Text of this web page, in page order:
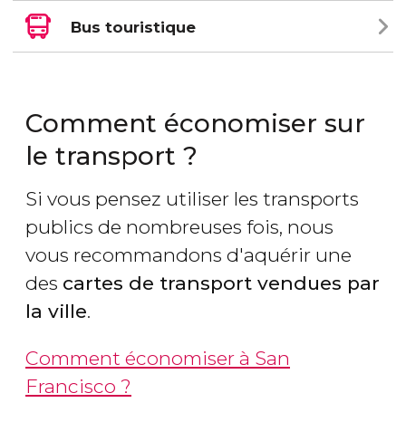
Bus touristique
Comment économiser sur
le transport ?
Si vous pensez utiliser les transports
publics de nombreuses fois, nous
vous recommandons d'aquérir une
des cartes de transport vendues par
la ville.
Comment économiser à San
Francisco ?